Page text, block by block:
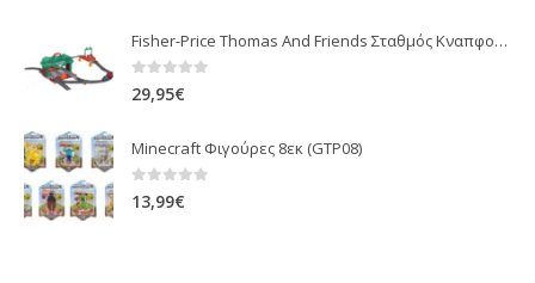
Fisher-Price Thomas And Friends Σταθμός Κναπφορντ GHK74
0 out of 5
29,95€
Minecraft Φιγούρες 8εκ (GTP08)
0 out of 5
13,99€